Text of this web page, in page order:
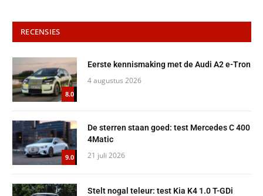
RECENSIES
8.0
Eerste kennismaking met de Audi A2 e-Tron
4 augustus 2026
9.0
De sterren staan goed: test Mercedes C 400
4Matic
21 juli 2026
Stelt nogal teleur: test Kia K4 1.0 T-GDi